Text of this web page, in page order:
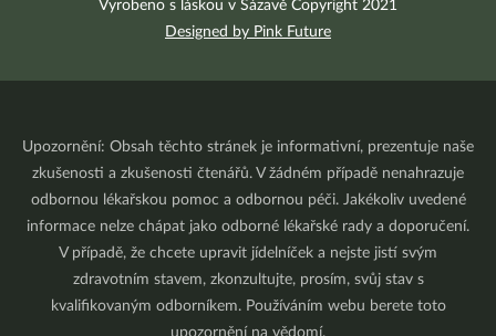
Vyrobeno s láskou v Sázavě Copyright 2021
Designed by Pink Future
Upozornění: Obsah těchto stránek je informativní, prezentuje naše
zkušenosti a zkušenosti čtenářů. V žádném případě nenahrazuje
odbornou lékařskou pomoc a odbornou péči. Jakékoliv uvedené
informace nelze chápat jako odborné lékařské rady a doporučení.
V případě, že chcete upravit jídelníček a nejste jistí svým
zdravotním stavem, zkonzultujte, prosím, svůj stav s
kvalifikovaným odborníkem. Používáním webu berete toto
upozornění na vědomí.